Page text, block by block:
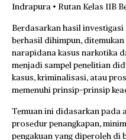
Indrapura • Rutan Kelas IIB
Berdasarkan hasil
berhasil dihimpun,
narapidana kasus narkotika
menjadi sampel penelitian
kasus, kriminalisasi, atau
memenuhi prinsip-prinsip
Temuan ini didasarkan pada
prosedur penangkapan,
pengakuan yang diperoleh di